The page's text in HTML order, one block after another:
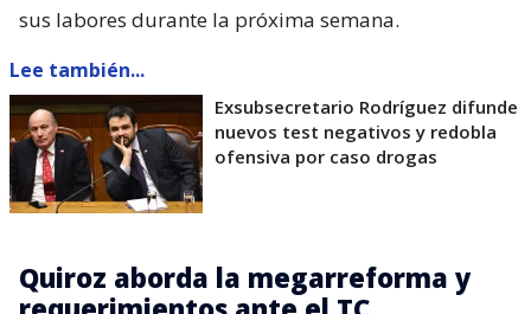
sus labores durante la próxima semana.
Lee también...
Exsubsecretario Rodríguez difunde
nuevos test negativos y redobla
ofensiva por caso drogas
Quiroz aborda la megarreforma y